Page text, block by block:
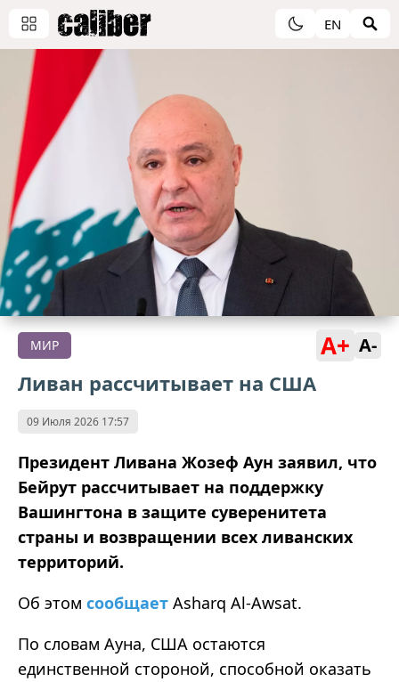
EN
МИР A+ A-
Ливан рассчитывает на США
09 Июля 2026 17:57
Президент Ливана Жозеф Аун заявил, что
Бейрут рассчитывает на поддержку
Вашингтона в защите суверенитета
страны и возвращении всех ливанских
территорий.
Об этом сообщает Asharq Al-Awsat.
По словам Ауна, США остаются
единственной стороной, способной оказать